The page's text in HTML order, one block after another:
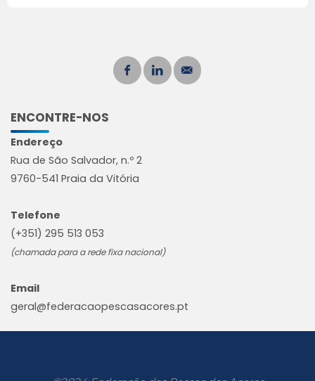
ENCONTRE-NOS
Endereço
Rua de São Salvador, n.º 2
9760-541 Praia da Vitória
Telefone
(+351) 295 513 053
(chamada para a rede fixa nacional)
Email
geral@federacaopescasacores.pt